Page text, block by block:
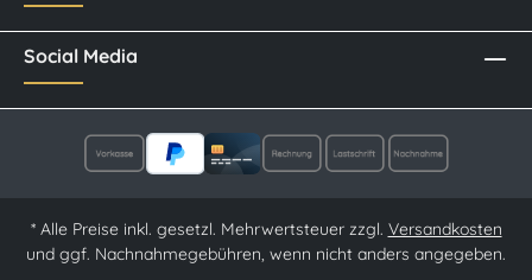
Social Media
* Alle Preise inkl. gesetzl. Mehrwertsteuer zzgl. Versandkosten
und ggf. Nachnahmegebühren, wenn nicht anders angegeben.